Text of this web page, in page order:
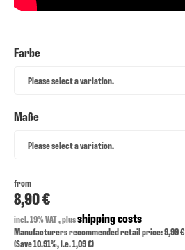
Farbe
Please select a variation.
Maße
Please select a variation.
from
8,90 €
incl. 19% VAT , plusshipping costs
Manufacturers recommended retail price: 9,99 €
(Save10.91%, i.e.1,09 €)